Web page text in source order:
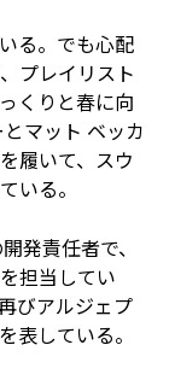
る。でも心配
プレイリスト
くりと春に向
マット ベッカ
履いて、スウ
いる。
発責任者で、
担当してい
びアルジェプ
表している。